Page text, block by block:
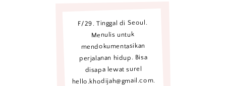
F/29. Tinggal di Seoul.
Menulis untuk
mendokumentasikan
perjalanan hidup. Bisa
disapa lewat surel
hello.khodijah@gmail.com.